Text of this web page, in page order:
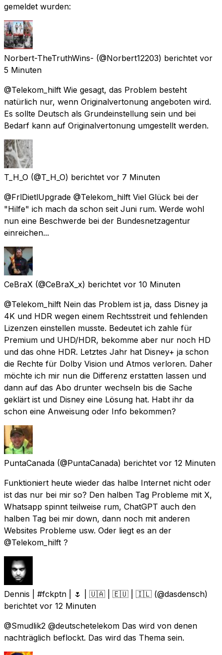
gemeldet wurden:
Norbert-TheTruthWins- (@Norbert12203) berichtet vor
5 Minuten
@Telekom_hilft Wie gesagt, das Problem besteht
natürlich nur, wenn Originalvertonung angeboten wird.
Es sollte Deutsch als Grundeinstellung sein und bei
Bedarf kann auf Originalvertonung umgestellt werden.
T_H_O (@T_H_O) berichtet vor 7 Minuten
@FrlDietlUpgrade @Telekom_hilft Viel Glück bei der
"Hilfe" ich mach da schon seit Juni rum. Werde wohl
nun eine Beschwerde bei der Bundesnetzagentur
einreichen...
CeBraX (@CeBraX_x) berichtet vor 10 Minuten
@Telekom_hilft Nein das Problem ist ja, dass Disney ja
4K und HDR wegen einem Rechtsstreit und fehlenden
Lizenzen einstellen musste. Bedeutet ich zahle für
Premium und UHD/HDR, bekomme aber nur noch HD
und das ohne HDR. Letztes Jahr hat Disney+ ja schon
die Rechte für Dolby Vision und Atmos verloren. Daher
möchte ich mir nun die Differenz erstatten lassen und
dann auf das Abo drunter wechseln bis die Sache
geklärt ist und Disney eine Lösung hat. Habt ihr da
schon eine Anweisung oder Info bekommen?
PuntaCanada (@PuntaCanada) berichtet vor 12 Minuten
Funktioniert heute wieder das halbe Internet nicht oder
ist das nur bei mir so? Den halben Tag Probleme mit X,
Whatsapp spinnt teilweise rum, ChatGPT auch den
halben Tag bei mir down, dann noch mit anderen
Websites Probleme usw. Oder liegt es an der
@Telekom_hilft ?
Dennis | #fckptn | 🌷 | 🇺🇦 | 🇪🇺 | 🇮🇱 (@dasdensch)
berichtet vor 12 Minuten
@Smudlik2 @deutschetelekom Das wird von denen
nachträglich beflockt. Das wird das Thema sein.